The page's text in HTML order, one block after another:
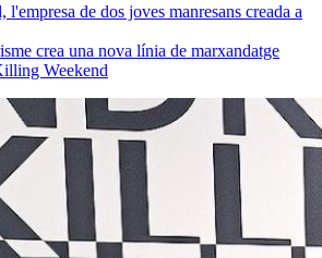
de dos joves manresans creada a
crea una nova línia de marxandatge
Weekend